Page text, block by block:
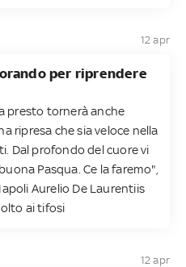
12 apr
per riprendere
presto tornerà anche
ripresa che sia veloce nella
Dal profondo del cuore vi
Pasqua. Ce la faremo",
Aurelio De Laurentiis
ai tifosi
12 apr